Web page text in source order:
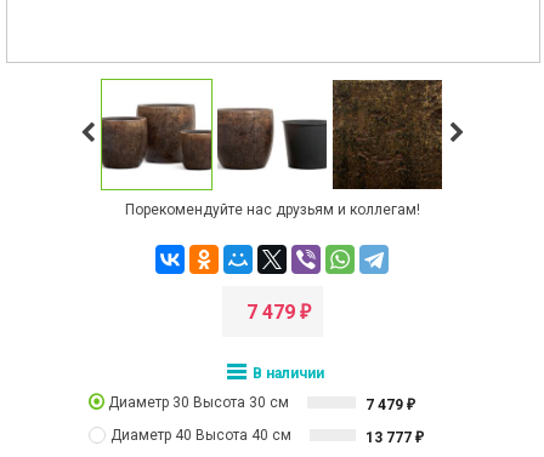
Порекомендуйте нас друзьям и коллегам!
7 479 ₽
В наличии
Диаметр 30 Высота 30 см
7 479 ₽
Диаметр 40 Высота 40 см 13 777 ₽